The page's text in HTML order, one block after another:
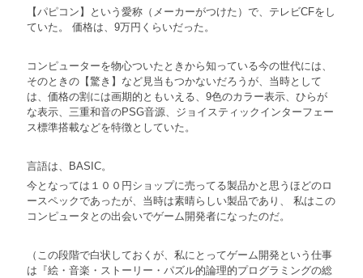
【パピコン】という愛称（メーカーがつけた）で、テレビCFをし
ていた。 価格は、9万円くらいだった。
コンピューターを物心ついたときから知っている今の世代には、
そのときの【驚き】など見当もつかないだろうが、当時として
は、価格の割には画期的ともいえる、9色のカラー表示、ひらが
な表示、三重和音のPSG音源、ジョイスティックインターフェー
ス標準搭載などを特徴としていた。
言語は、BASIC。
今となっては１００円ショップに売ってる製品かと思うほどのロ
ースペックであったが、当時は素晴らしい製品であり、 私はこの
コンピュータとの出会いでゲーム開発者になったのだ。
（この段階で白状しておくが、私にとってゲーム開発という仕事
は『絵・音楽・ストーリー・パズル的論理的プログラミングの総